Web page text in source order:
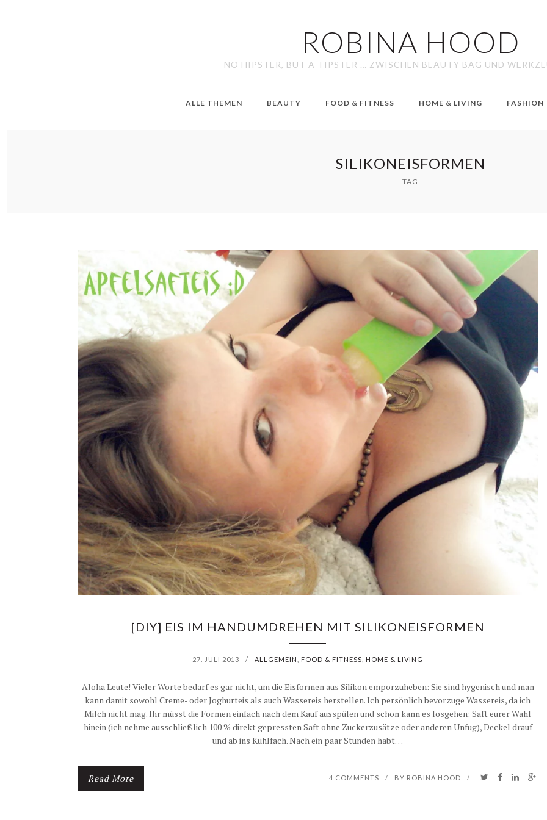
ROBINA HOOD
NO HIPSTER, BUT A TIPSTER … ZWISCHEN BEAUTY BAG UND
ALLE THEMEN BEAUTY FOOD & FITNESS HOME & LIVING FASHION
SILIKONEISFORMEN
TAG
[DIY] EIS IM HANDUMDREHEN MIT SILIKONEISFORMEN
27. JULI 2013 / ALLGEMEIN FOOD & FITNESS HOME & LIVING
Aloha Leute! Vieler Worte bedarf es gar nicht, um die Eisformen aus Silikon emporzuheben: Sie sind hygenisch und man
kann damit sowohl Creme- oder Joghurteis als auch Wassereis herstellen. Ich persönlich bevorzuge Wassereis, da ich
Milch nicht mag. Ihr müsst die Formen einfach nach dem Kauf ausspülen und schon kann es losgehen: Saft eurer Wahl
hinein (ich nehme ausschließlich 100 % direkt gepressten Saft ohne Zuckerzusätze oder anderen Unfug), Deckel drauf
und ab ins Kühlfach. Nach ein paar Stunden habt…
Read More 4 COMMENTS / BY ROBINA HOOD /